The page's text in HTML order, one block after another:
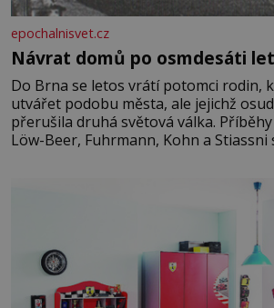
epochalnisvet.cz
Návrat domů po osmdesáti
Do Brna se letos vrátí potomci rodin,
utvářet podobu města, ale jejichž
přerušila druhá světová válka.
Löw-Beer, Fuhrmann, Kohn a
jednoduché. Místa, která si člověk